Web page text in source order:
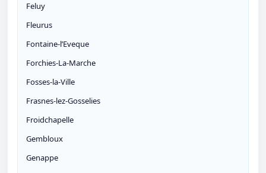
Feluy
Fleurus
Fontaine-l’Eveque
Forchies-La-Marche
Fosses-la-Ville
Frasnes-lez-Gosselies
Froidchapelle
Gembloux
Genappe